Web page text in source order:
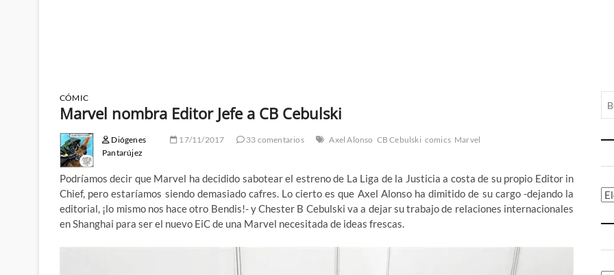
CÓMIC
Marvel nombra Editor Jefe a CB Cebulski
Diógenes
Pantarújez
17/11/2017 33 comentarios Axel Alonso CB Cebulski comics Marvel
Podríamos decir que Marvel ha decidido sabotear el estreno de La Liga de la Justicia a costa de su propio Editor in
Chief, pero estaríamos siendo demasiado cafres. Lo cierto es que Axel Alonso ha dimitido de su cargo -dejando la
editorial, ¡lo mismo nos hace otro Bendis!- y Chester B Cebulski va a dejar su trabajo de relaciones internacionales
en Shanghai para ser el nuevo EiC de una Marvel necesitada de ideas frescas.